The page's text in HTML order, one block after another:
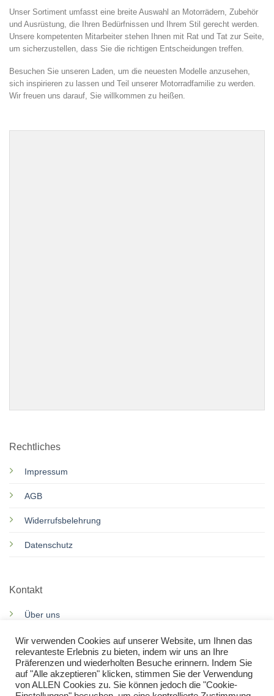
Unser Sortiment umfasst eine breite Auswahl an Motorrädern, Zubehör
und Ausrüstung, die Ihren Bedürfnissen und Ihrem Stil gerecht werden.
Unsere kompetenten Mitarbeiter stehen Ihnen mit Rat und Tat zur Seite,
um sicherzustellen, dass Sie die richtigen Entscheidungen treffen.
Besuchen Sie unseren Laden, um die neuesten Modelle anzusehen,
sich inspirieren zu lassen und Teil unserer Motorradfamilie zu werden.
Wir freuen uns darauf, Sie willkommen zu heißen.
Rechtliches
Impressum
AGB
Widerrufsbelehrung
Datenschutz
Kontakt
Über uns
Motorroller Services
Rennkarts Services
Kontakt
Wir verwenden Cookies auf unserer Website, um Ihnen das
relevanteste Erlebnis zu bieten, indem wir uns an Ihre
Präferenzen und wiederholten Besuche erinnern. Indem Sie
auf "Alle akzeptieren" klicken, stimmen Sie der Verwendung
von ALLEN Cookies zu. Sie können jedoch die "Cookie-